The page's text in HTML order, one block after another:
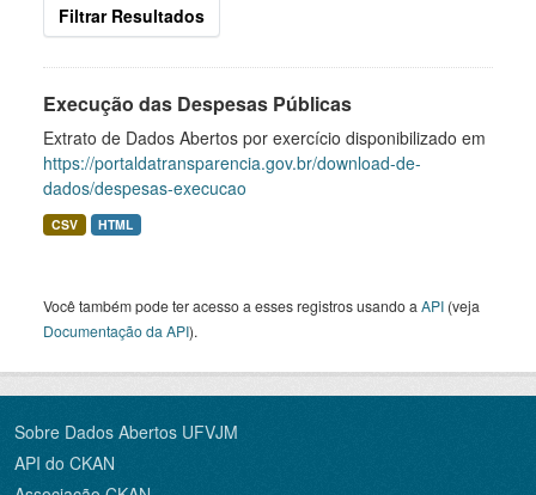
Filtrar Resultados
Execução das Despesas Públicas
Extrato de Dados Abertos por exercício disponibilizado em
https://portaldatransparencia.gov.br/download-de-
dados/despesas-execucao
CSV HTML
Você também pode ter acesso a esses registros usando a API (veja
Documentação da API).
Sobre Dados Abertos UFVJM
API do CKAN